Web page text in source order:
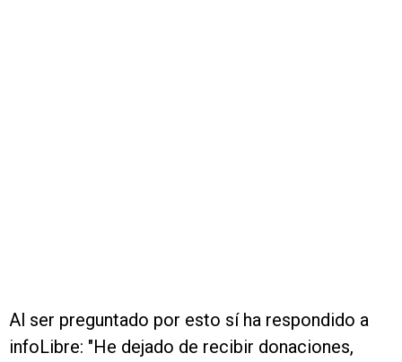
Al ser preguntado por esto sí ha respondido a
infoLibre: "He dejado de recibir donaciones,